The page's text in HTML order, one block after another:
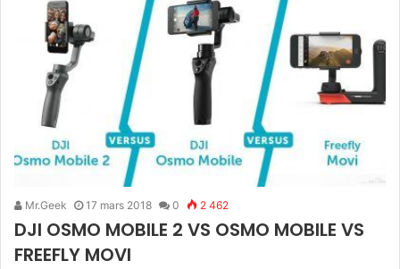
Mr.Geek 17 mars 2018 0 2 462
DJI OSMO MOBILE 2 VS OSMO MOBILE VS
FREEFLY MOVI